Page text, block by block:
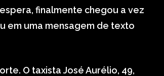
finalmente chegou a vez
em uma mensagem de texto
O taxista José Aurélio, 49,